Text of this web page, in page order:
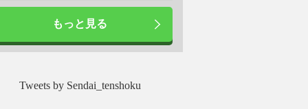
もっと見る
Tweets by Sendai_tenshoku